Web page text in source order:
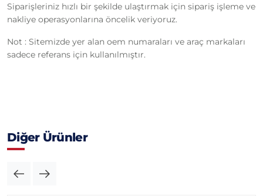
Siparişleriniz hızlı bir şekilde ulaştırmak için sipariş işleme ve
nakliye operasyonlarına öncelik veriyoruz.
Not : Sitemizde yer alan oem numaraları ve araç markaları
sadece referans için kullanılmıştır.
Diğer Ürünler